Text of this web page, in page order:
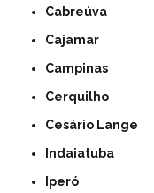
Cabreúva
Cajamar
Campinas
Cerquilho
Cesário Lange
Indaiatuba
Iperó